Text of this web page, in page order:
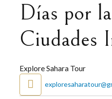
Días por
Ciudades
Explore Sahara Tour